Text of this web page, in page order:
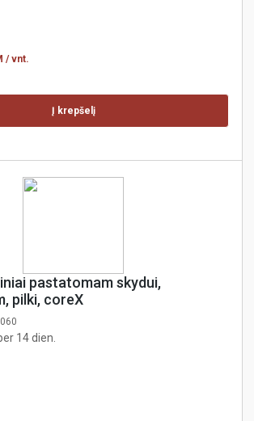
/ vnt.
Į krepšelį
pastatomam skydui,
pilki, coreX
14 dien.